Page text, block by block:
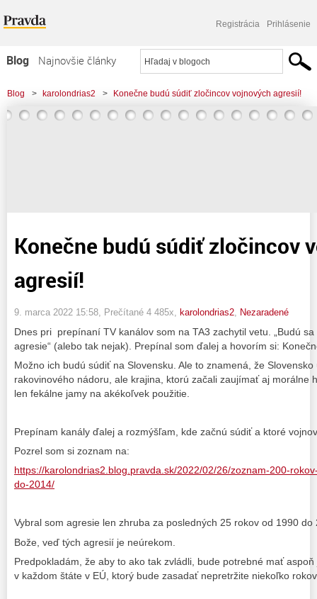
Registrácia Prihlásenie
Blog
Najnovšie články
Najčítanejšie články
Najkomentovanejšie články
Blog > karolondrias2 > Konečne budú súdiť zločincov vojnových agresií!
Konečne budú súdiť zločincov
agresií!
9. marca 2022 15:58 , Prečítané 4 485x, karolondrias2 Nezaradené
Dnes pri prepínaní TV kanálov som na TA3 zachytil vetu. „Budú
agresie“ (alebo tak nejak). Prepínal som ďalej a hovorím si:
Možno ich budú súdiť na Slovensku. Ale to znamená, že
rakovinového nádoru, ale krajina, ktorú začali zaujímať aj morálne
len fekálne jamy na akékoľvek použitie.
Prepínam kanály ďalej a rozmýšľam, kde začnú súdiť a ktoré
Pozrel som si zoznam na:
https://karolondrias2.blog.pravda.sk/2022/02/26/zoznam-200-
do-2014/
Vybral som agresie len zhruba za posledných 25 rokov od 1990
Bože, veď tých agresií je neúrekom.
Predpokladám, že aby to ako tak zvládli, bude potrebné mať
v každom štáte v EÚ, ktorý bude zasadať nepretržite niekoľko